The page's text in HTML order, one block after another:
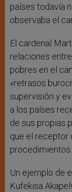
países todavía
observaba el
El cardenal
relaciones
pobres en el
«retrasos
supervisión y
a los países
de sus propias
que el receptor
procedimientos
Un ejemplo de
Kufekisa